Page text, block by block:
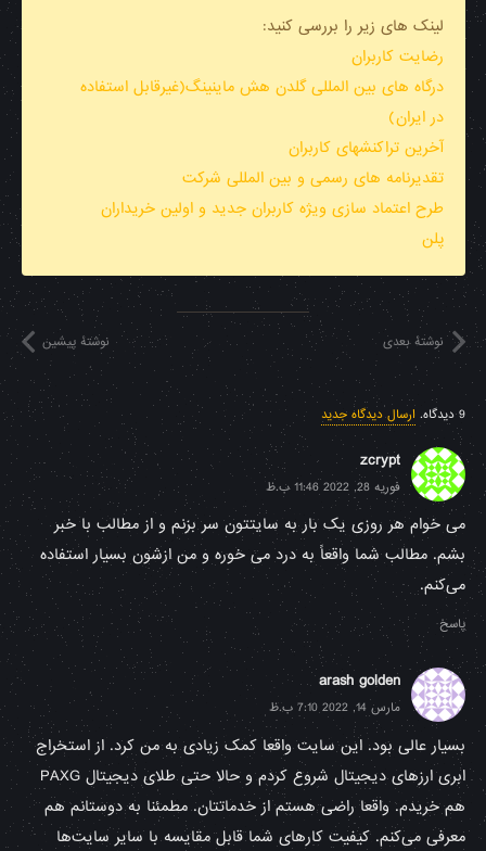
لینک های زیر را بررسی کنید:
رضایت کاربران
درگاه های بین المللی گلدن هش ماینینگ(غیرقابل استفاده
در ایران)
آخرین تراکنشهای کاربران
تقدیرنامه های رسمی و بین المللی شرکت
طرح اعتماد سازی ویژه کاربران جدید و اولین خریداران
پلن
نوشتهٔ پیشین نوشتهٔ بعدی
9 دیدگاه. ارسال دیدگاه جدید
zcrypt
فوریه 28, 2022 11:46 ب.ظ
می خوام هر روزی یک بار به سایتتون سر بزنم و از مطالب با خبر
بشم. مطالب شما واقعاً به درد می خوره و من ازشون بسیار استفاده
می‌کنم.
پاسخ
arash golden
مارس 14, 2022 7:10 ب.ظ
بسیار عالی بود. این سایت واقعا کمک زیادی به من کرد. از استخراج
ابری ارزهای دیجیتال شروع کردم و حالا حتی طلای دیجیتال PAXG
هم خریدم. واقعا راضی هستم از خدماتتان. مطمئنا به دوستانم هم
معرفی می‌کنم. کیفیت کارهای شما قابل مقایسه با سایر سایت‌ها